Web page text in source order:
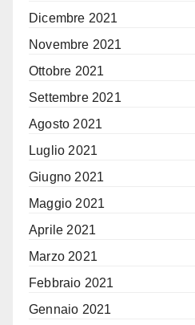
Dicembre 2021
Novembre 2021
Ottobre 2021
Settembre 2021
Agosto 2021
Luglio 2021
Giugno 2021
Maggio 2021
Aprile 2021
Marzo 2021
Febbraio 2021
Gennaio 2021